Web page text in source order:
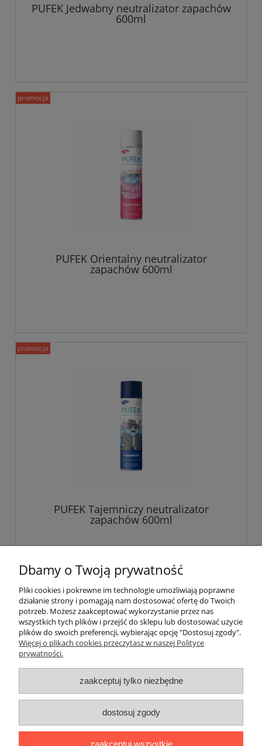
PUFEK Jedwabny neutralizator zapachów
600ml
PUFEK Orientalny neutralizator
zapachów 600ml
promocja
PUFEK Tajemniczy neutralizator
zapachów 600ml
promocja
Pomoc
Moje konto
Informacje
O nas
Dbamy o Twoją prywatność
Pliki cookies i pokrewne im technologie umożliwiają poprawne
działanie strony i pomagają nam dostosować ofertę do Twoich
potrzeb. Możesz zaakceptować wykorzystanie przez nas
wszystkich tych plików i przejść do sklepu lub dostosować użycie
plików do swoich preferencji, wybierając opcję "Dostosuj zgody".
Więcej o plikach cookies przeczytasz w naszej Polityce
prywatności.
zaakceptuj tylko niezbędne
dostosuj zgody
zaakceptuj wszystkie